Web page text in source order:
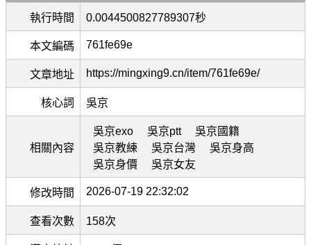
執行時間 0.0044500827789307秒
本文編碼 761fe69e
文章地址 https://mingxing9.cn/item/761fe69e/
核心詞 吳京
相關內容
吳京exo 吳京ptt
吳京國籍
吳京教練
吳京台灣
吳京身高
吳京身價
吳京女友
修改時間 2026-07-19 22:32:02
查看次數 158次